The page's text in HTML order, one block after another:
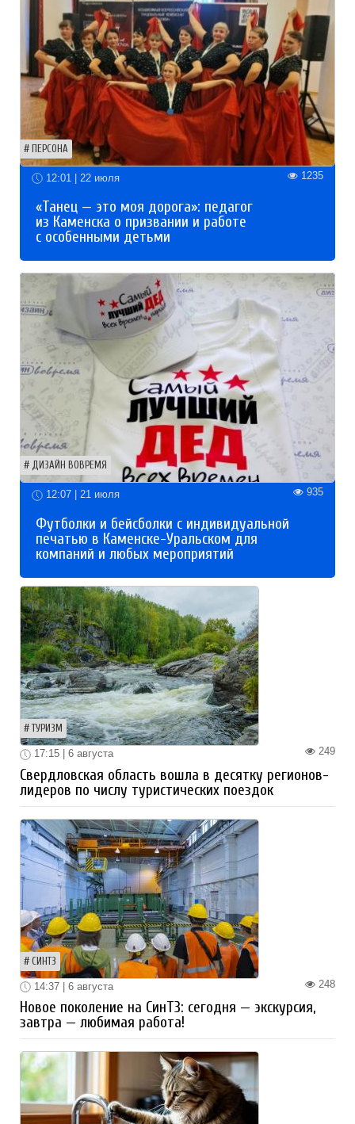
ПЕРСОНА
12:01 | 22 июля 1235
«Танец — это моя дорога»: педагог
из Каменска о призвании и работе
с особенными детьми
ДИЗАЙН ВОВРЕМЯ
12:07 | 21 июля 935
Футболки и бейсболки с индивидуальной
печатью в Каменске-Уральском для
компаний и любых мероприятий
ТУРИЗМ
249
17:15 | 6 августа
Свердловская область вошла в десятку регионов-
лидеров по числу туристических поездок
СИНТЗ
248
14:37 | 6 августа
Новое поколение на СинТЗ: сегодня — экскурсия,
завтра — любимая работа!